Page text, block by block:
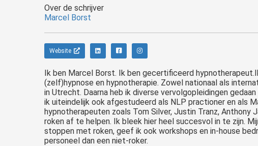
Over de schrijver
Marcel Borst
Website
Ik ben Marcel Borst. Ik ben gecertificeerd
(zelf)hypnose en hypnotherapie. Zowel nationaal als
in Utrecht. Daarna heb ik diverse vervolgopleidingen
ik uiteindelijk ook afgestudeerd als NLP practioner en als
hypnotherapeuten zoals Tom Silver, Justin Tranz, Anthony
roken af te helpen. Ik bleek hier heel succesvol in te zijn.
stoppen met roken, geef ik ook workshops en in-house
personeel dan een niet-roker.